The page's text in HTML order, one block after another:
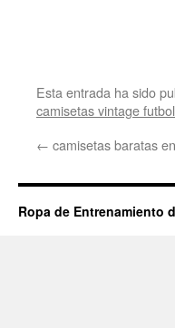
Esta entrada ha sido
camisetas vintage futbol
← camisetas baratas
Ropa de Entrenamiento